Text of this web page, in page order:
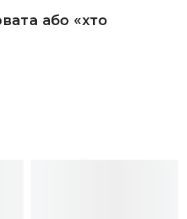
або «хто